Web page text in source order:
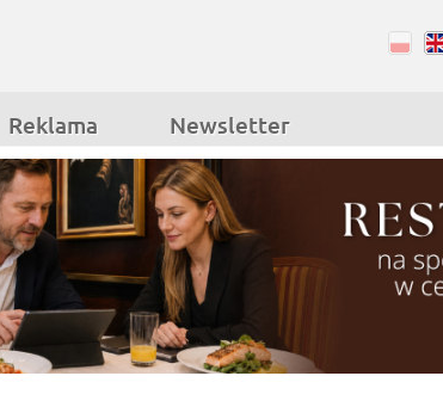
Reklama Newsletter